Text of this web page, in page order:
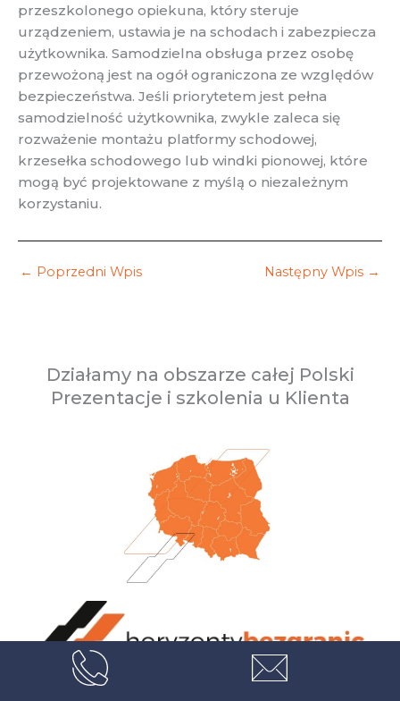
przeszkolonego opiekuna, który steruje
urządzeniem, ustawia je na schodach i zabezpiecza
użytkownika. Samodzielna obsługa przez osobę
przewożoną jest na ogół ograniczona ze względów
bezpieczeństwa. Jeśli priorytetem jest pełna
samodzielność użytkownika, zwykle zaleca się
rozważenie montażu platformy schodowej,
krzesełka schodowego lub windki pionowej, które
mogą być projektowane z myślą o niezależnym
korzystaniu.
← Poprzedni Wpis Następny Wpis →
Działamy na obszarze całej Polski
Prezentacje i szkolenia u Klienta